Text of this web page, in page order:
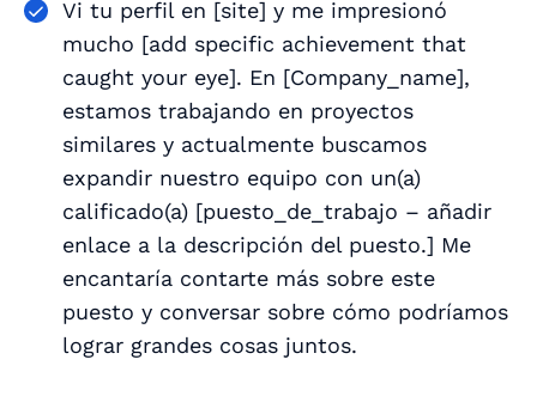
Vi tu perfil en [site] y me impresionó
mucho [add specific achievement that
caught your eye]. En [Company_name],
estamos trabajando en proyectos
similares y actualmente buscamos
expandir nuestro equipo con un(a)
calificado(a) [puesto_de_trabajo – añadir
enlace a la descripción del puesto.] Me
encantaría contarte más sobre este
puesto y conversar sobre cómo podríamos
lograr grandes cosas juntos.